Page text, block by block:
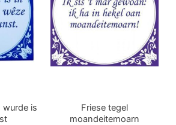
wurde is
Friese tegel
moandeitemoarn